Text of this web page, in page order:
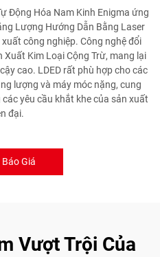
Động Hóa Nam Kinh Enigma ứng
Lượng Hướng Dẫn Bằng Laser
công nghiệp. Công nghệ đổi
Kim Loại Cộng Trừ, mang lại
cao. LDED rất phù hợp cho các
lượng và máy móc nặng, cung
yêu cầu khắt khe của sản xuất
đại.
Giá
Vượt Trội Của